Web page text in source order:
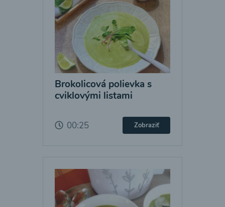
Brokolicová polievka s
cviklovými listami
00:25 Zobraziť